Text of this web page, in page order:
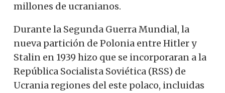
millones de ucranianos.
Durante la Segunda Guerra Mundial, la
nueva partición de Polonia entre Hitler y
Stalin en 1939 hizo que se incorporaran a la
República Socialista Soviética (RSS) de
Ucrania regiones del este polaco, incluidas